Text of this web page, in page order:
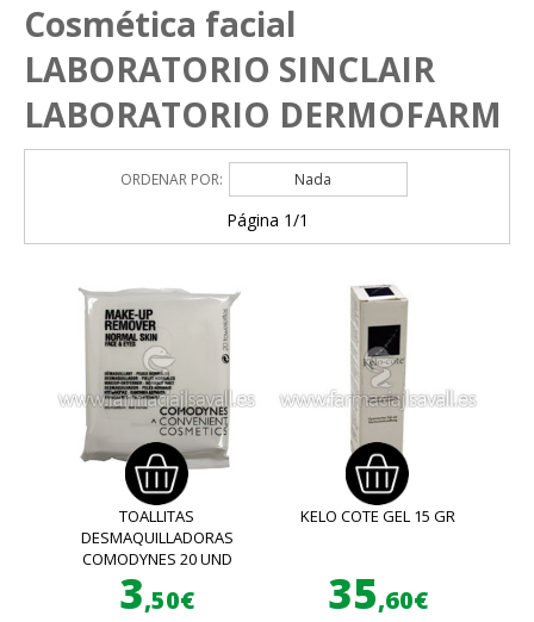
Cosmética facial
LABORATORIO SINCLAIR
LABORATORIO DERMOFARM
ORDENAR POR: Nada
Página 1/1
TOALLITAS
DESMAQUILLADORAS
COMODYNES 20 UND
3,50€
KELO COTE GEL 15 GR
35,60€